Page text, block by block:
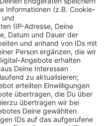
Gebäuden
Das Amt für
hat zudem eine
"No Violente -
und Mädchen"
auf dem
ab dann an
stehen - zum Beispiel
Zentralbibliothek.